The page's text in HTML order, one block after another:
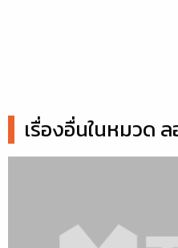
เรื่องอื่นในหมวด